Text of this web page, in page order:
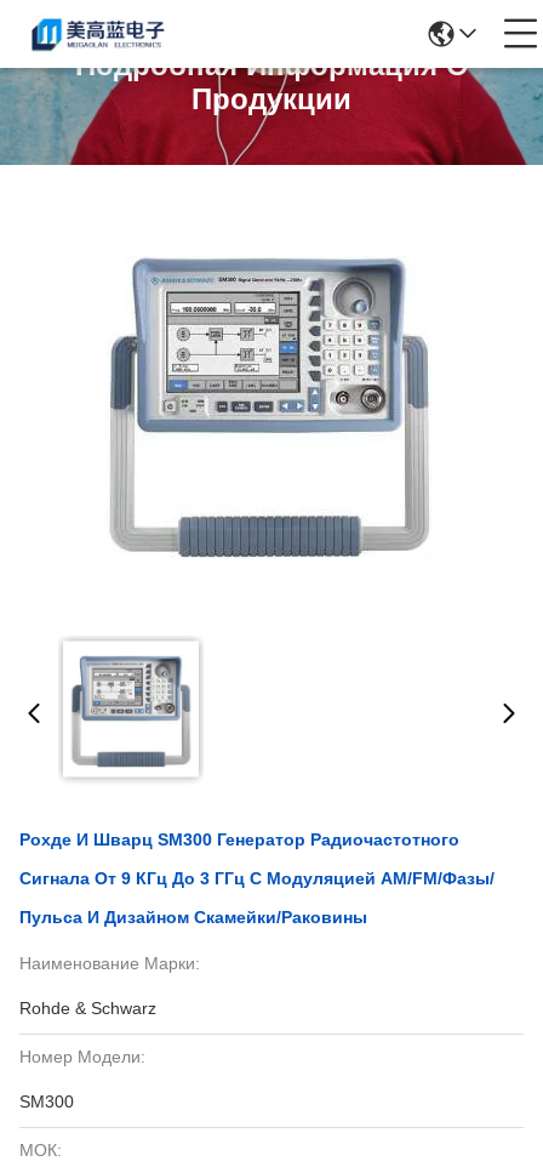
Подробная Информация О
Продукции
Рохде И Шварц SM300 Генератор Радиочастотного
Сигнала От 9 КГц До 3 ГГц С Модуляцией AM/FM/фазы/
Пульса И Дизайном Скамейки/раковины
Наименование Марки:
Rohde & Schwarz
Номер Модели:
SM300
МОК: